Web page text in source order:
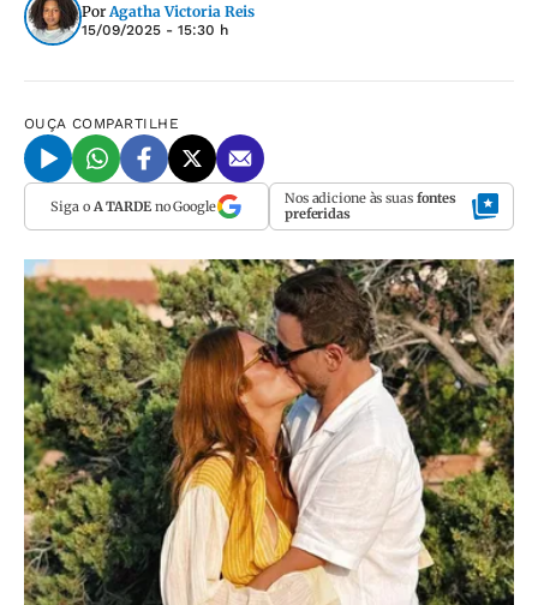
Por Agatha Victoria Reis
15/09/2025 - 15:30 h
OUÇA COMPARTILHE
Siga o A TARDEno Google Nos adicione às suas fontes
preferidas